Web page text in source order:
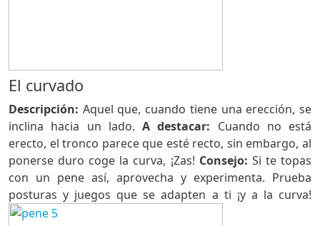
El curvado
Descripción: Aquel que, cuando tiene una erección, se
inclina hacia un lado. A destacar: Cuando no está
erecto, el tronco parece que esté recto, sin embargo, al
ponerse duro coge la curva, ¡Zas! Consejo: Si te topas
con un pene así, aprovecha y experimenta. Prueba
posturas y juegos que se adapten a ti ¡y a la curva!